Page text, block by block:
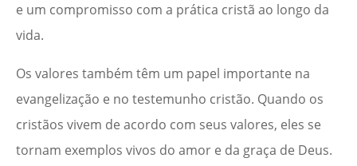
e um compromisso com a prática cristã ao longo da
vida.
Os valores também têm um papel importante na
evangelização e no testemunho cristão. Quando os
cristãos vivem de acordo com seus valores, eles se
tornam exemplos vivos do amor e da graça de Deus.